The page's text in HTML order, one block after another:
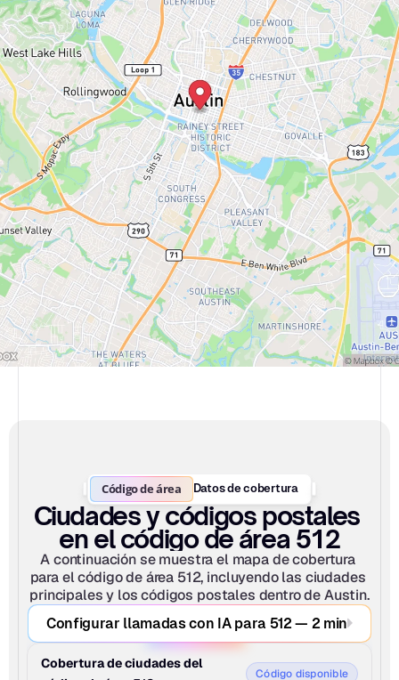
Código de área Datos de cobertura
Ciudades y códigos postales
en el código de área 512
A continuación se muestra el mapa de cobertura
para el código de área 512, incluyendo las ciudades
principales y los códigos postales dentro de Austin.
Configurar llamadas con IA para 512 — 2 min
Cobertura de ciudades del
Código disponible